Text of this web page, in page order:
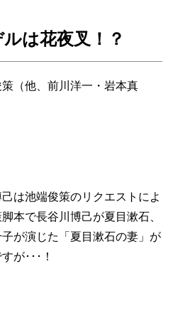
は花夜叉！？
（他、前川洋一・岩本真
は池端俊策のリクエストによ
本で長谷川博己が夏目漱石、
が演じた「夏目漱石の妻」が
が･･･！